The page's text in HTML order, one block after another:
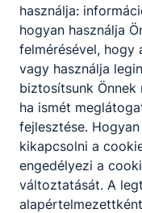
Javító- és
Folyamatosan
használja:
hogyan használja
felmérésével, hogy
vagy használja
biztosítsunk
ha ismét
fejlesztése.
kikapcsolni a
engedélyezi a
változtatását. A